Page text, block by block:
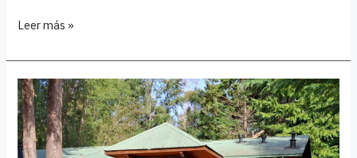
Leer más »
Casa
6
Boldo